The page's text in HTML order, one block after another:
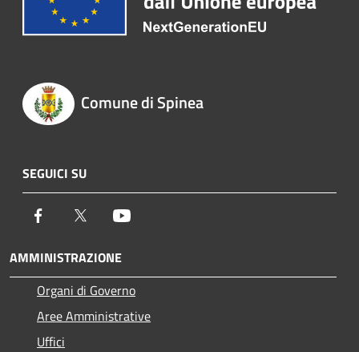
Comune di Spinea
SEGUICI SU
Facebook Twitter
AMMINISTRAZIONE
Organi di Governo
Aree Amministrative
Uffici